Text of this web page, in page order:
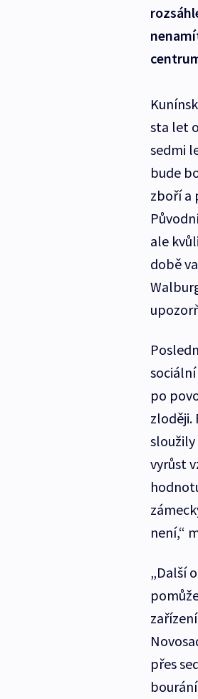
sta let
sedmi
bude
zboří a
ale
době
po
zloději.
vyrůst
není,“
„Další
přes